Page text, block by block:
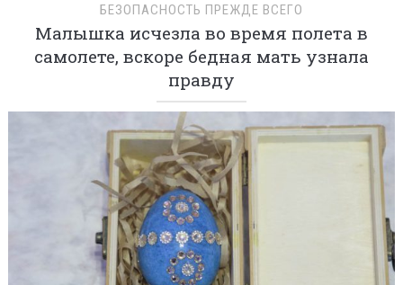
БЕЗОПАСНОСТЬ ПРЕЖДЕ ВСЕГО
Малышка исчезла во время полета в
самолете, вскоре бедная мать узнала
правду